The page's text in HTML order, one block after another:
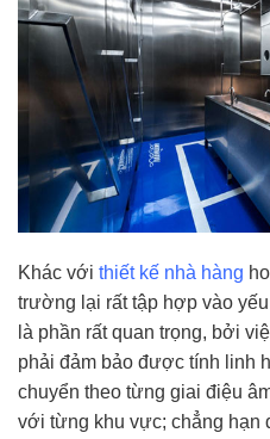
Khác với thiết kế nhà hàng
trường lại rất tập hợp vào
là phần rất quan trọng, bởi
phải đảm bảo được tính linh
chuyển theo từng giai điệu
với từng khu vực; chẳng hạn